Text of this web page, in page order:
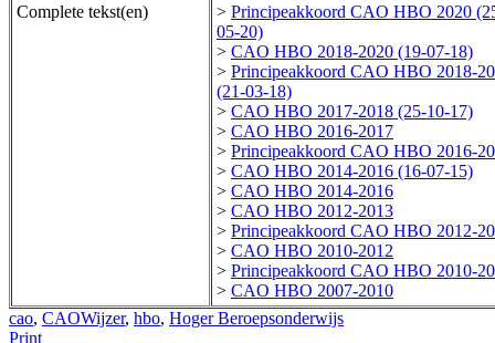
Complete tekst(en)
> Principeakkoord CAO HBO 2020
05-20)
> CAO HBO 2018-2020 (19-07-18)
> Principeakkoord CAO HBO 2018-
(21-03-18)
> CAO HBO 2017-2018 (25-10-17)
> CAO HBO 2016-2017
> Principeakkoord CAO HBO 2016-
> CAO HBO 2014-2016 (16-07-15)
> CAO HBO 2014-2016
> CAO HBO 2012-2013
> Principeakkoord CAO HBO 2012-
> CAO HBO 2010-2012
> Principeakkoord CAO HBO 2010-
> CAO HBO 2007-2010
cao, CAOWijzer, hbo, Hoger Beroepsonderwijs
Print